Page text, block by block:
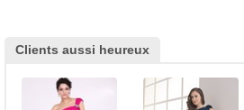
Clients aussi heureux